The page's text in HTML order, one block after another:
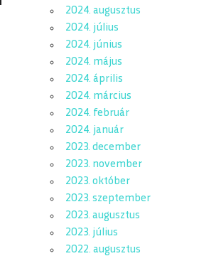
2024. augusztus
2024. július
2024. június
2024. május
2024. április
2024. március
2024. február
2024. január
2023. december
2023. november
2023. október
2023. szeptember
2023. augusztus
2023. július
2022. augusztus